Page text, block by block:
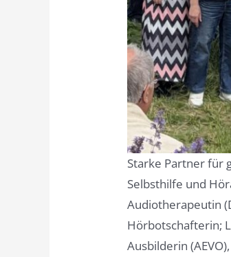
Starke Partner für
Selbsthilfe und
Audiotherapeutin
Hörbotschafterin;
Ausbilderin